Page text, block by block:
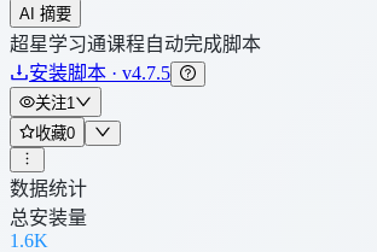
AI 摘要
超星学习通课程自动完成脚本
安装脚本 · v4.7.5
关注1
收藏0
数据统计
总安装量
1.6K